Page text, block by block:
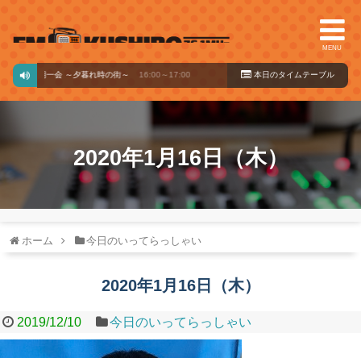
MENU
店 一期一会 ～夕暮れ時の街～ 16:00～17:00 本日のタイ ムテーブル
2020年1月16日（木）
ホーム 今日のいってらっしゃい
2020年1月16日（木）
2019/12/10 今日のいってらっしゃい